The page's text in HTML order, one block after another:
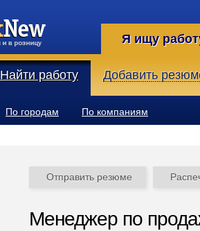
Я ищу
Найти работу Добавить
По городам По компаниям
Отправить резюме
Менеджер по